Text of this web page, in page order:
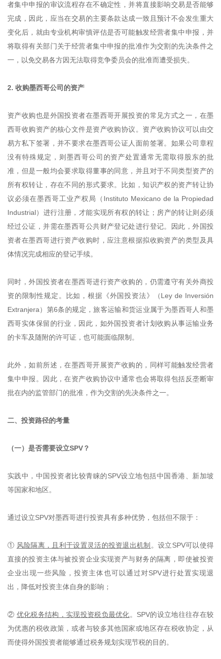
者集中申报的审议流程存在不确定性，并将直接影响交易是否能够
完成，因此，应当在交易的主要条款达成一致且预计不会发生重大
变化后，就由专业机构审慎评估是否可能触发经营者集中申报，并
将取得有关部门关于经营者集中申报的批准作为交割的先决条件之
一，以免交易各方因无法取得竞争委员会的批准而遭受损失。
2. 收购墨西哥公司的资产
资产收购也是外国投资者在墨西哥开展投资的常见方式之一，在墨
西哥收购资产的核心文件是资产收购协议。资产收购协议可以由交
易方私下签署，并不要求在墨西哥公证人面前签署。如果公司章程
没有特殊规定，则墨西哥公司的资产处置通常无需取得股东的批
准，但是一般均会要求取得董事的同意，并且对于不同类型资产的
所有权转让，存在不同的形式要求。比如，知识产权的资产转让协
议必须在墨西哥工业产权局（Instituto Mexicano de la Propiedad
Industrial）进行注册，才能实现所有权的转让；房产的转让则必须
经过公证，并需在墨西哥公共财产登记处进行登记。因此，外国投
资者在墨西哥进行资产收购时，应注意根据拟收购资产的类型及具
体情况完成相应的登记手续。
同时，外国投资者在墨西哥进行资产收购的，仍需遵守有关外商投
资的限制性规定。比如，根据《外国投资法》（Ley de Inversión
Extranjera）第6条的规定，旅客运输和货运业属于为墨西哥人和墨
西哥实体保留的行业，因此，如外国投资者计划收购从事运输业务
的卡车及随附的许可证，也可能面临限制。
此外，如前所述，在墨西哥开展资产收购的，同样可能触发经营者
集中申报。因此，在资产收购协议中通常也会将取得包括反垄断审
批在内的监管部门的批准，作为交割的先决条件之一。
二、投资路径的考量
（一）是否需要设立SPV？
实践中，中国投资者比较青睐的SPV设立地包括中国香港、新加坡
等国家和地区。
通过设立SPV对墨西哥进行投资具有多种优势，包括但不限于：
① 风险隔离，且利于设置灵活的投资退出机制 。设立SPV可以使得
直接的投资主体与被投资企业实现资产与财务的隔离，即使被投资
企业出现一些风险，投资主体也可以通过对SPV进行处置实现退
出，降低对投资主体自身的影响；
② 优化税务结构，实现投资税负最优化。SPV的设立地往往存在较
为优惠的税收政策，或者与较多其他国家或地区存在税收协定，从
而使得外国投资者能够通过税务规划实现节税的目的。